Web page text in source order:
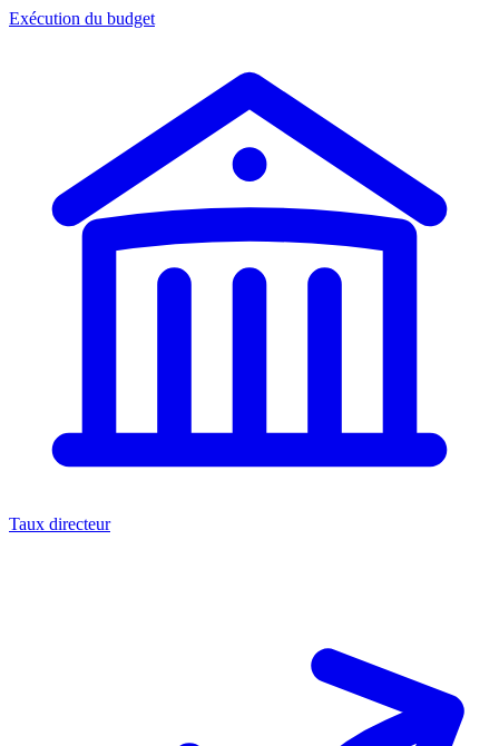
Exécution du budget
Taux directeur